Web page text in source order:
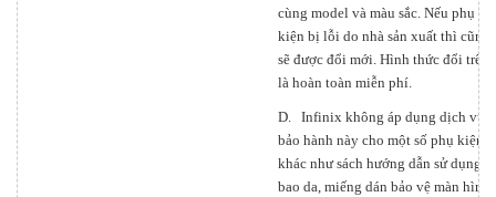
cùng model và màu sắc. Nếu phụ
kiện bị lỗi do nhà sản xuất thì cũng
sẽ được đổi mới. Hình thức đổi trên
là hoàn toàn miễn phí.
D. Infinix không áp dụng dịch vụ
bảo hành này cho một số phụ kiện
khác như sách hướng dẫn sử dụng,
bao da, miếng dán bảo vệ màn hình.